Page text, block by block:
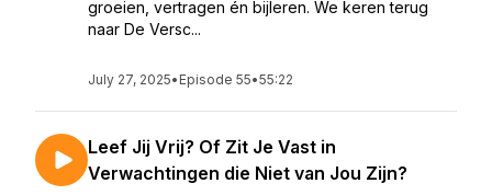
groeien, vertragen én bijleren. We keren terug
naar De Versc...
July 27, 2025• Episode 55•55:22
Leef Jij Vrij? Of Zit Je Vast in
Verwachtingen die Niet van Jou Zijn?